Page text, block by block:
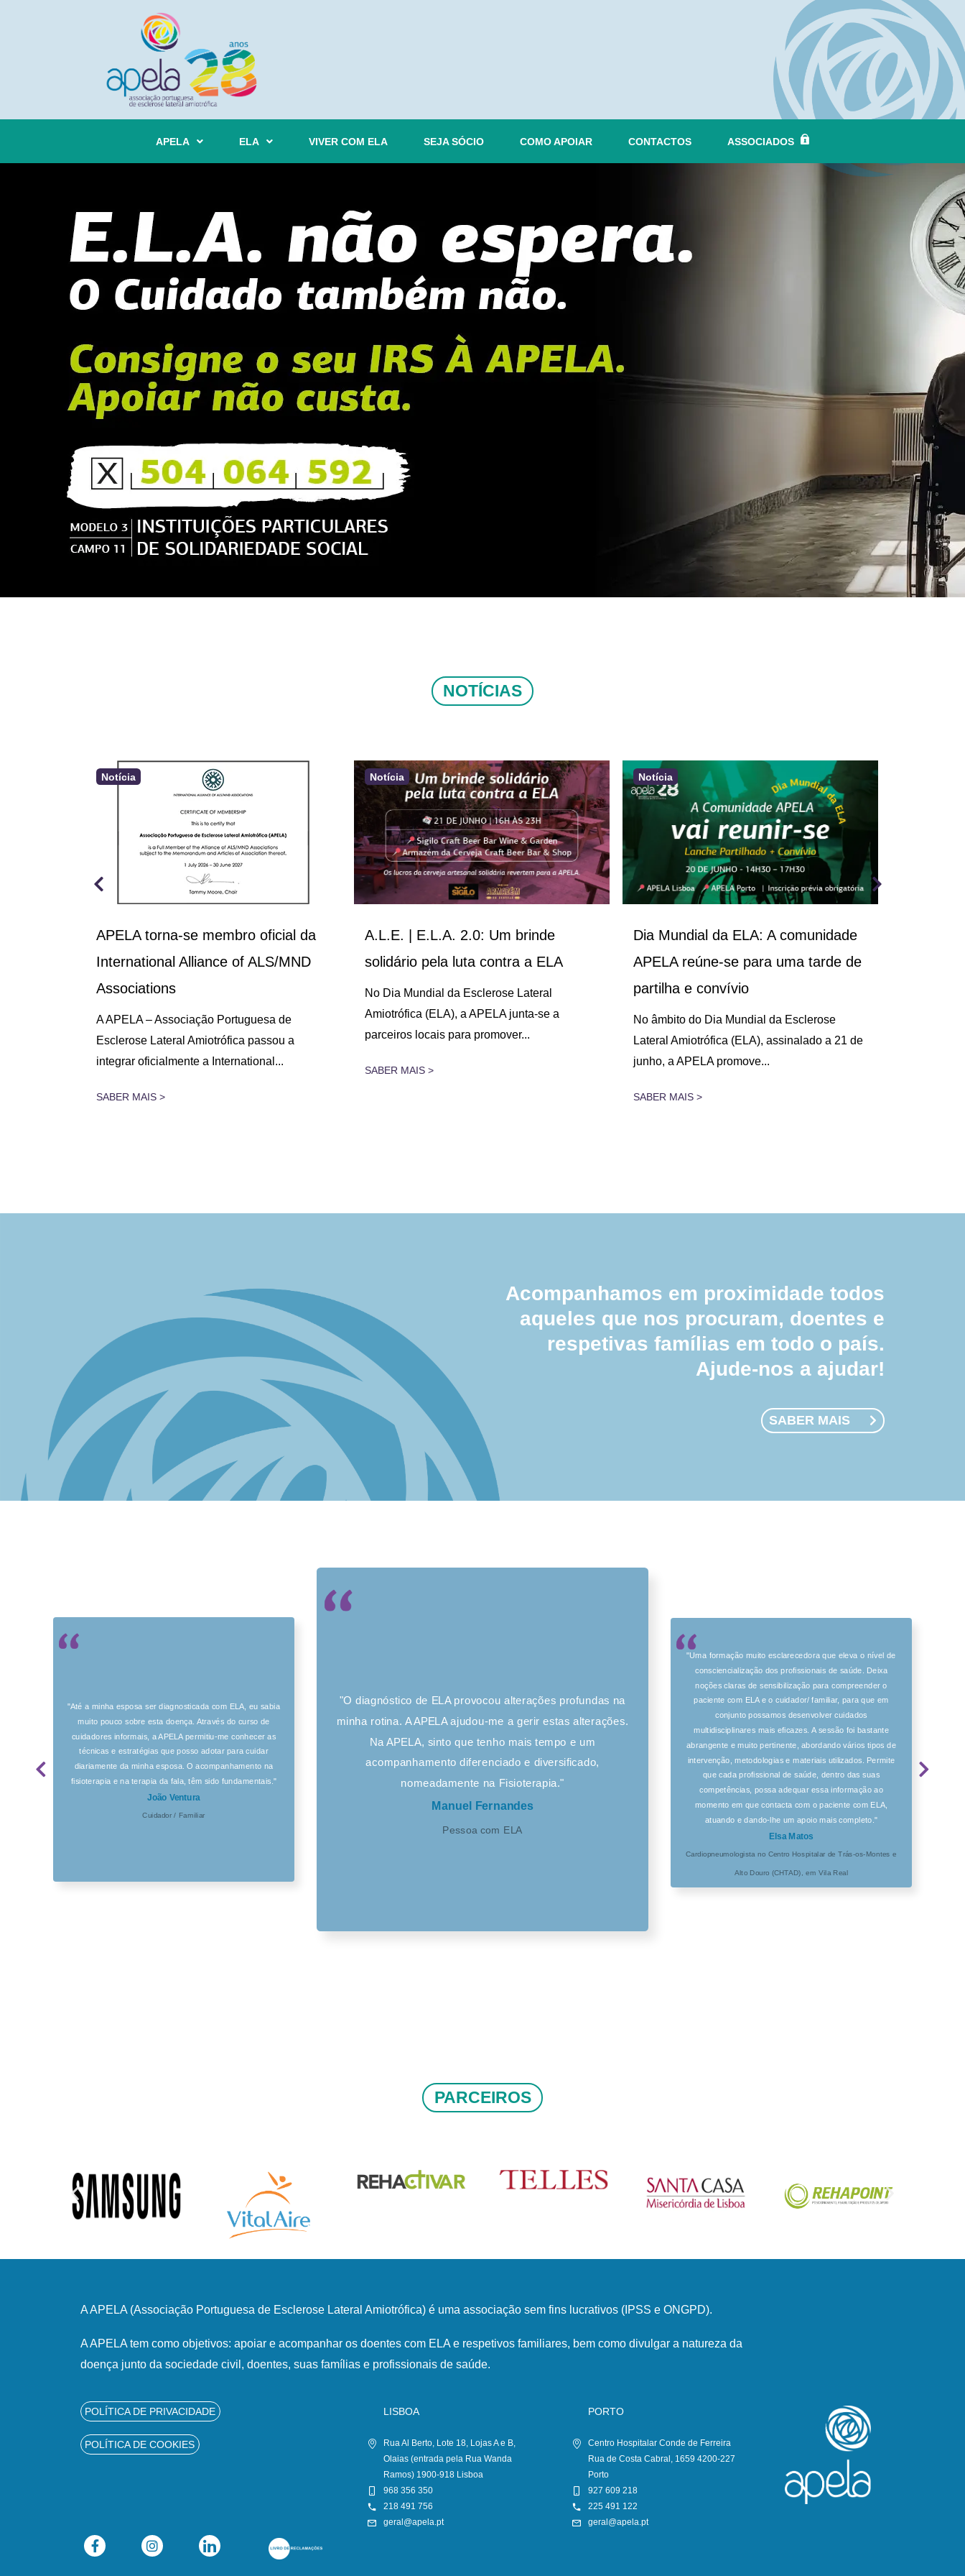
APELA ELA VIVER COM ELA SEJA SÓCIO COMO APOIAR CONTACTOS ASSOCIADOS
NOTÍCIAS
Notícia
APELA torna-se membro oficial da
International Alliance of ALS/MND
Associations
A APELA – Associação Portuguesa de
Esclerose Lateral Amiotrófica passou a
integrar oficialmente a International...
SABER MAIS >
Notícia
A.L.E. | E.L.A. 2.0: Um brinde
solidário pela luta contra a ELA
No Dia Mundial da Esclerose Lateral
Amiotrófica (ELA), a APELA junta-se a
parceiros locais para promover...
SABER MAIS >
Notícia
Dia Mundial da ELA: A comunidade
APELA reúne-se para uma tarde de
partilha e convívio
No âmbito do Dia Mundial da Esclerose
Lateral Amiotrófica (ELA), assinalado a 21 de
junho, a APELA promove...
SABER MAIS >
Acompanhamos em proximidade todos
aqueles que nos procuram, doentes e
respetivas famílias em todo o país.
Ajude-nos a ajudar!
SABER MAIS
"Até a minha esposa ser diagnosticada com ELA, eu sabia
muito pouco sobre esta doença. Através do curso de
cuidadores informais, a APELA permitiu-me conhecer as
técnicas e estratégias que posso adotar para cuidar
diariamente da minha esposa. O acompanhamento na
fisioterapia e na terapia da fala, têm sido fundamentais."
João Ventura
Cuidador / Familiar
"O diagnóstico de ELA provocou alterações profundas na
minha rotina. A APELA ajudou-me a gerir estas alterações.
Na APELA, sinto que tenho mais tempo e um
acompanhamento diferenciado e diversificado,
nomeadamente na Fisioterapia."
Manuel Fernandes
Pessoa com ELA
"Uma formação muito esclarecedora que eleva o nível de
consciencialização dos profissionais de saúde. Deixa
noções claras de sensibilização para compreender o
paciente com ELA e o cuidador/ familiar, para que em
conjunto possamos desenvolver cuidados
multidisciplinares mais eficazes. A sessão foi bastante
abrangente e muito pertinente, abordando vários tipos de
intervenção, metodologias e materiais utilizados. Permite
que cada profissional de saúde, dentro das suas
competências, possa adequar essa informação ao
momento em que contacta com o paciente com ELA,
atuando e dando-lhe um apoio mais completo."
Elsa Matos
Cardiopneumologista no Centro Hospitalar de Trás-os-Montes e
Alto Douro (CHTAD), em Vila Real
PARCEIROS
A APELA (Associação Portuguesa de Esclerose Lateral Amiotrófica) é uma associação sem fins lucrativos (IPSS e ONGPD).
A APELA tem como objetivos: apoiar e acompanhar os doentes com ELA e respetivos familiares, bem como divulgar a natureza da
doença junto da sociedade civil, doentes, suas famílias e profissionais de saúde.
POLÍTICA DE PRIVACIDADE
POLÍTICA DE COOKIES
LISBOA
Rua Al Berto, Lote 18, Lojas A e B,
Olaias (entrada pela Rua Wanda
Ramos) 1900-918 Lisboa
968 356 350
218 491 756
geral@apela.pt
PORTO
Centro Hospitalar Conde de Ferreira
Rua de Costa Cabral, 1659 4200-227
Porto
927 609 218
225 491 122
geral@apela.pt